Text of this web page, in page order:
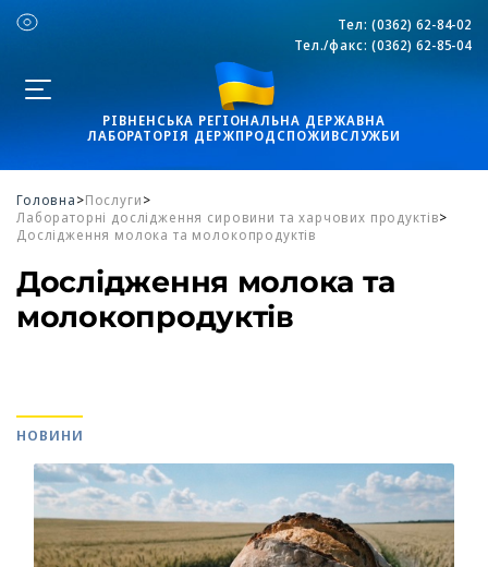
Тел: (0362) 62-84-02
Тел./факс: (0362) 62-85-04
РІВНЕНСЬКА РЕГІОНАЛЬНА ДЕРЖАВНА
ЛАБОРАТОРІЯ ДЕРЖПРОДСПОЖИВСЛУЖБИ
Головна>Послуги>
Лабораторні дослідження сировини та харчових продуктів>
Дослідження молока та молокопродуктів
Дослідження молока та
молокопродуктів
НОВИНИ